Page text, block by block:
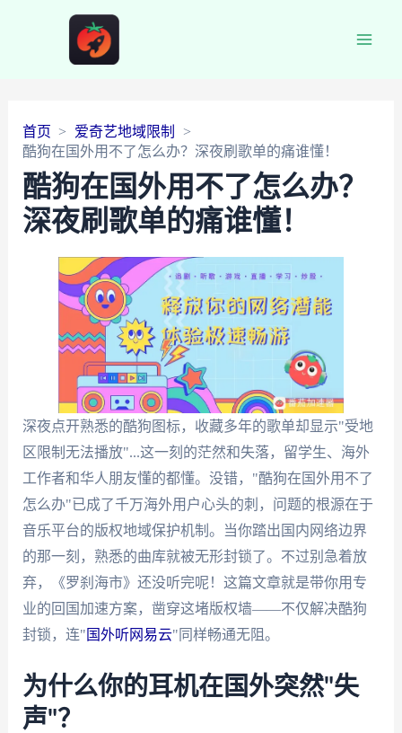
首页
爱奇艺地域限制
酷狗在国外用不了怎么办？深夜刷歌单的痛谁懂！
酷狗在国外用不了怎么办？
深夜刷歌单的痛谁懂！
深夜点开熟悉的酷狗图标，收藏多年的歌单却显示"受地
区限制无法播放"...这一刻的茫然和失落，留学生、海外
工作者和华人朋友懂的都懂。没错，"酷狗在国外用不了
怎么办"已成了千万海外用户心头的刺，问题的根源在于
音乐平台的版权地域保护机制。当你踏出国内网络边界
的那一刻，熟悉的曲库就被无形封锁了。不过别急着放
弃，《罗刹海市》还没听完呢！这篇文章就是带你用专
业的回国加速方案，凿穿这堵版权墙——不仅解决酷狗
封锁，连" 国外听网易云"同样畅通无阻。
为什么你的耳机在国外突然"失
声"？